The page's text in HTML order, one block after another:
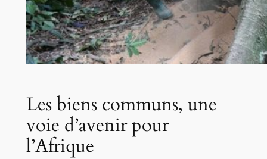
Les biens communs, une
voie d’avenir pour
l’Afrique